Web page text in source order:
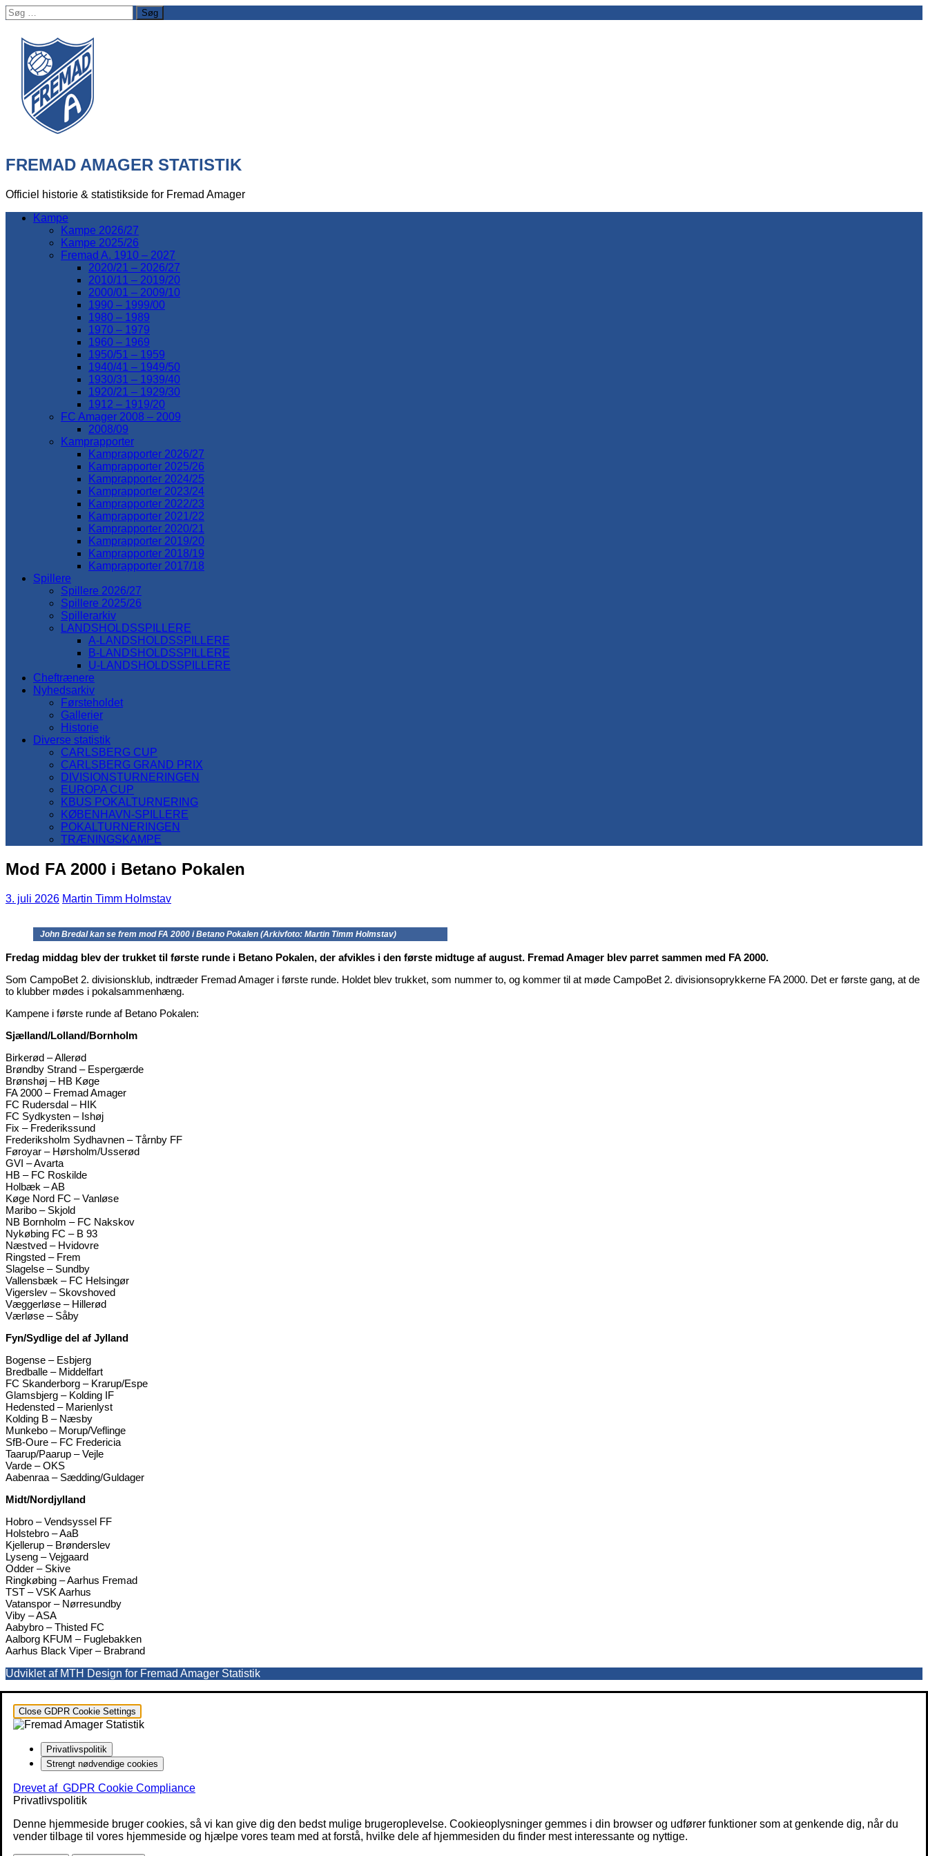
Søg
efter:
FREMAD AMAGER STATISTIK
Officiel historie & statistikside for Fremad Amager
Kampe
Kampe 2026/27
Kampe 2025/26
Fremad A. 1910 – 2027
2020/21 – 2026/27
2010/11 – 2019/20
2000/01 – 2009/10
1990 – 1999/00
1980 – 1989
1970 – 1979
1960 – 1969
1950/51 – 1959
1940/41 – 1949/50
1930/31 – 1939/40
1920/21 – 1929/30
1912 – 1919/20
FC Amager 2008 – 2009
2008/09
Kamprapporter
Kamprapporter 2026/27
Kamprapporter 2025/26
Kamprapporter 2024/25
Kamprapporter 2023/24
Kamprapporter 2022/23
Kamprapporter 2021/22
Kamprapporter 2020/21
Kamprapporter 2019/20
Kamprapporter 2018/19
Kamprapporter 2017/18
Spillere
Spillere 2026/27
Spillere 2025/26
Spillerarkiv
LANDSHOLDSSPILLERE
A-LANDSHOLDSSPILLERE
B-LANDSHOLDSSPILLERE
U-LANDSHOLDSSPILLERE
Cheftrænere
Nyhedsarkiv
Førsteholdet
Gallerier
Historie
Diverse statistik
CARLSBERG CUP
CARLSBERG GRAND PRIX
DIVISIONSTURNERINGEN
EUROPA CUP
KBUS POKALTURNERING
KØBENHAVN-SPILLERE
POKALTURNERINGEN
TRÆNINGSKAMPE
Mod FA 2000 i Betano Pokalen
3. juli 2026 Martin Timm Holmstav
John Bredal kan se frem mod FA 2000 i Betano Pokalen (Arkivfoto: Martin Timm Holmstav)
Fredag middag blev der trukket til første runde i Betano Pokalen, der afvikles i den første midtuge af august. Fremad Amager blev parret sammen med FA 2000.
Som CampoBet 2. divisionsklub, indtræder Fremad Amager i første runde. Holdet blev trukket, som nummer to, og kommer til at møde CampoBet 2. divisionsoprykkerne FA 2000. Det er første gang, at de
to klubber mødes i pokalsammenhæng.
Kampene i første runde af Betano Pokalen:
Sjælland/Lolland/Bornholm
Birkerød – Allerød
Brøndby Strand – Espergærde
Brønshøj – HB Køge
FA 2000 – Fremad Amager
FC Rudersdal – HIK
FC Sydkysten – Ishøj
Fix – Frederikssund
Frederiksholm Sydhavnen – Tårnby FF
Føroyar – Hørsholm/Usserød
GVI – Avarta
HB – FC Roskilde
Holbæk – AB
Køge Nord FC – Vanløse
Maribo – Skjold
NB Bornholm – FC Nakskov
Nykøbing FC – B 93
Næstved – Hvidovre
Ringsted – Frem
Slagelse – Sundby
Vallensbæk – FC Helsingør
Vigerslev – Skovshoved
Væggerløse – Hillerød
Værløse – Såby
Fyn/Sydlige del af Jylland
Bogense – Esbjerg
Bredballe – Middelfart
FC Skanderborg – Krarup/Espe
Glamsbjerg – Kolding IF
Hedensted – Marienlyst
Kolding B – Næsby
Munkebo – Morup/Veflinge
SfB-Oure – FC Fredericia
Taarup/Paarup – Vejle
Varde – OKS
Aabenraa – Sædding/Guldager
Midt/Nordjylland
Hobro – Vendsyssel FF
Holstebro – AaB
Kjellerup – Brønderslev
Lyseng – Vejgaard
Odder – Skive
Ringkøbing – Aarhus Fremad
TST – VSK Aarhus
Vatanspor – Nørresundby
Viby – ASA
Aabybro – Thisted FC
Aalborg KFUM – Fuglebakken
Aarhus Black Viper – Brabrand
Udviklet af MTH Design for Fremad Amager Statistik
Close GDPR Cookie Settings
Privatlivspolitik
Strengt nødvendige cookies
Drevet af GDPR Cookie Compliance
Privatlivspolitik
Denne hjemmeside bruger cookies, så vi kan give dig den bedst mulige brugeroplevelse. Cookieoplysninger gemmes i din browser og udfører funktioner som at genkende dig, når du
vender tilbage til vores hjemmeside og hjælpe vores team med at forstå, hvilke dele af hjemmesiden du finder mest interessante og nyttige.